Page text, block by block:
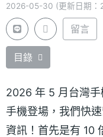
2026-05-30 (更新日期
留言
目錄
2026 年 5 月台灣
手機登場，我們快
資訊！首先是有 10